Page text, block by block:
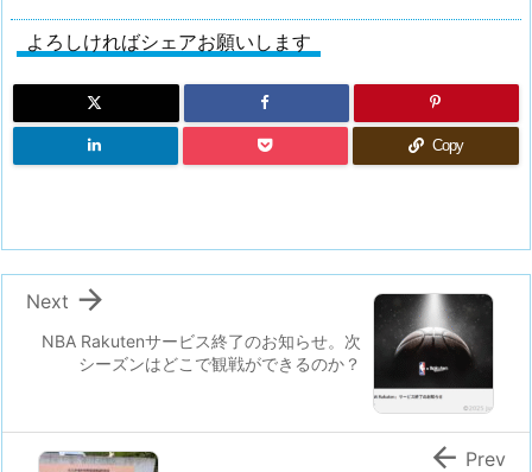
よろしければシェアお願いします
Copy
NBA Rakutenサービス終了のお知らせ。次
シーズンはどこで観戦ができるのか？

Next
 Prev